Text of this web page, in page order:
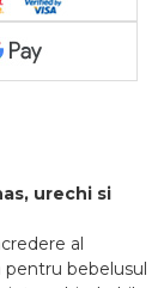
urechi si
al
pentru bebelusul